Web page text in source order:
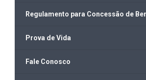
Regulamento para Concessão de
Prova de Vida
Fale Conosco